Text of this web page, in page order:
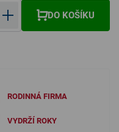
DO KOŠÍKU
RODINNÁ FIRMA
VYDRŽÍ ROKY